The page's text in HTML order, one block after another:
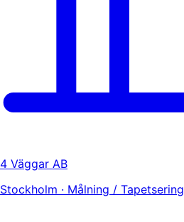
4 Väggar AB
Stockholm · Målning / Tapetsering